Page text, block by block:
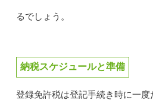
るでしょう。
納税スケジュールと準備
登録免許税は登記手続き時に一